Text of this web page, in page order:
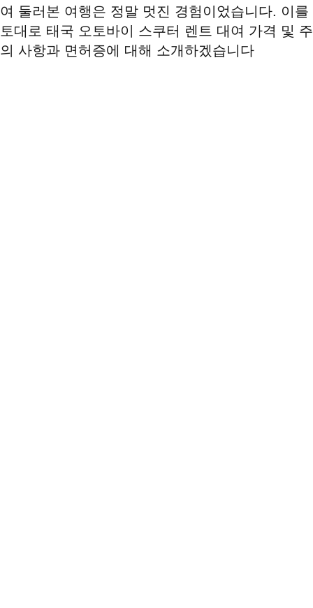
여 둘러본 여행은 정말 멋진 경험이었습니다. 이를
토대로 태국 오토바이 스쿠터 렌트 대여 가격 및 주
의 사항과 면허증에 대해 소개하겠습니다